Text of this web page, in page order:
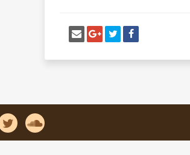
شارك على فيسبوك
أنشر تغريدةشارك على غوغل بلس